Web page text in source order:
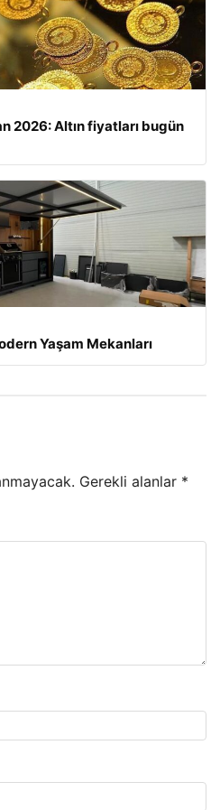
2026: Altın fiyatları bugün
Yaşam Mekanları
Gerekli alanlar *